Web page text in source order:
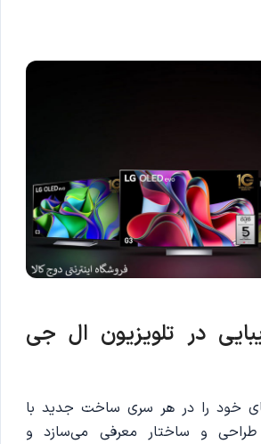
در تلویزیون ال جی
خود را در هر سری ساخت جدید با
و ساختار معرفی می‌سازد و